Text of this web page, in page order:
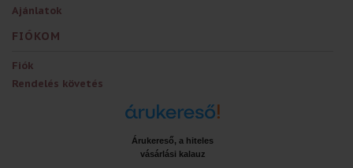
Ajánlatok
FIÓKOM
Fiók
Rendelés követés
Árukereső, a hiteles
vásárlási kalauz